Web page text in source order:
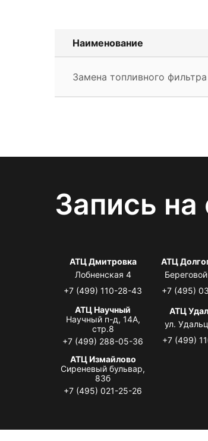
Наименование
Замена топливного фильтра
Запись
АТЦ Дмитровка
Лобненская 4
+7 (499) 110-28-43
АТЦ
+7 (495)
АТЦ Научный
Научный п-д, 14А,
стр.8
+7 (499) 288-05-36
АТЦ
ул.
+7 (499)
АТЦ Измайлово
Сиреневый бульвар,
83б
+7 (495) 021-25-26